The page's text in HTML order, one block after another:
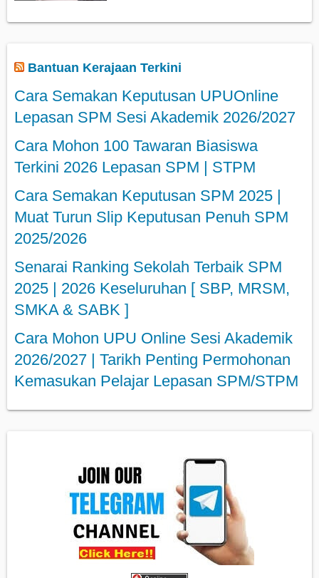
Bantuan Kerajaan Terkini
Cara Semakan Keputusan UPUOnline
Lepasan SPM Sesi Akademik 2026/2027
Cara Mohon 100 Tawaran Biasiswa
Terkini 2026 Lepasan SPM | STPM
Cara Semakan Keputusan SPM 2025 |
Muat Turun Slip Keputusan Penuh SPM
2025/2026
Senarai Ranking Sekolah Terbaik SPM
2025 | 2026 Keseluruhan [ SBP, MRSM,
SMKA & SABK ]
Cara Mohon UPU Online Sesi Akademik
2026/2027 | Tarikh Penting Permohonan
Kemasukan Pelajar Lepasan SPM/STPM